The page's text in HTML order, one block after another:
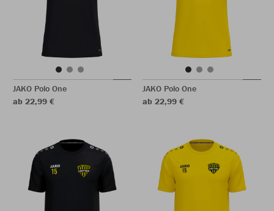
JAKO Polo One
ab 22,99 €
JAKO Polo One
ab 22,99 €